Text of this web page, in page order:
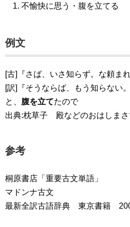
不愉快に思う・腹を立てる
例文
[古]『さば、いさ知らず。な頼ま
[訳]『そうならば、もう知らない
と、 腹を立てたので
出典:枕草子 殿などのおはしまさ
参考
桐原書店「重要古文単語」
マドンナ古文
最新全訳古語辞典 東京書籍